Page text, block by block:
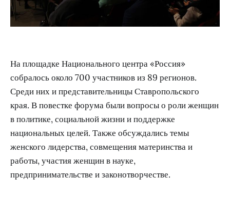
На площадке Национального центра «Россия»
собралось около 700 участников из 89 регионов.
Среди них и представительницы Ставропольского
края. В повестке форума были вопросы о роли женщин
в политике, социальной жизни и поддержке
национальных целей. Также обсуждались темы
женского лидерства, совмещения материнства и
работы, участия женщин в науке,
предпринимательстве и законотворчестве.